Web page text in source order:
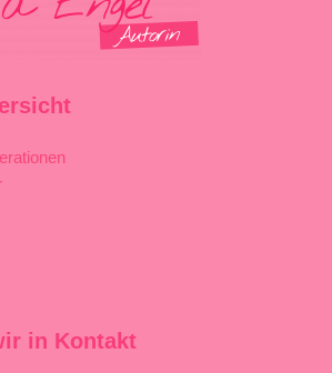
in Kontakt